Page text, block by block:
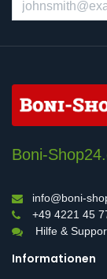
Boni-
info@boni-
+49 4221 45
Hilfe &
Informationen